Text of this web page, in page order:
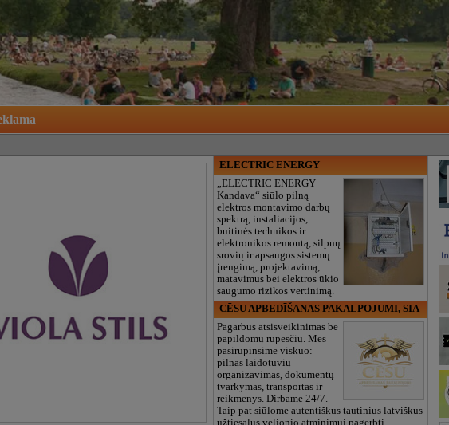
ELECTRIC ENERGY
„ELECTRIC ENERGY
Kandava“ siūlo pilną
elektros montavimo darbų
spektrą, instaliacijos,
buitinės technikos ir
elektronikos remontą, silpnų
srovių ir apsaugos sistemų
įrengimą, projektavimą,
matavimus bei elektros ūkio
saugumo rizikos vertinimą.
CĒSU APBEDĪŠANAS PAKALPOJUMI, SIA
Pagarbus atsisveikinimas be
papildomų rūpesčių. Mes
pasirūpinsime viskuo:
pilnas laidotuvių
organizavimas, dokumentų
tvarkymas, transportas ir
reikmenys. Dirbame 24/7.
Taip pat siūlome autentiškus tautinius latviškus
užtiesalus velionio atminimui pagerbti.